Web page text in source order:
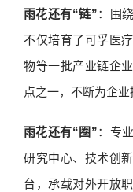
雨花还有“链”：围
不仅培育了可孚医
物等一批产业链企
点之一，不断为企业
雨花还有“圈”：专
研究中心、技术创
台，承载对外开放